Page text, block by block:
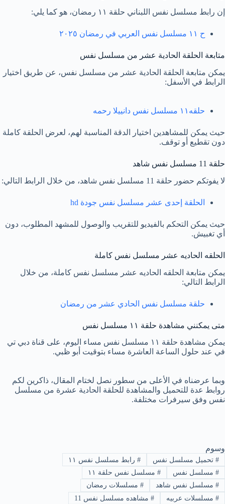
إن رابط مسلسل نفس اللبناني حلقة ١١ رمضان، هو كما يلي:
ح ١١ مسلسل نفس العربي في رمضان ٢٠٢٥
متابعة الحلقة الحادية عشر من مسلسل نفس
يمكن متابعة الحلقة الحادية عشر من مسلسل نفس، عن طريق اختيار
الرابط في الأسفل:
حلقه١١ مسلسل نفس دانييلا رحمه
حيث يمكن للمشاهدين اختيار الدقة المناسبة لهم، لعرض الحلقة كاملة
دون تقطيع أو توقف.
حلقة 11 مسلسل نفس شاهد
لا يفوتكم حضور حلقة 11 مسلسل نفس شاهد، من خلال الرابط التالي:
الحلقة إحدى عشر مسلسل نفس جودة hd
حيث يمكن التحكم بالفيديو للتقريب والوصول للمشهد المطلوب، دون
أي تغبيش.
الحلقه الحاديه عشر مسلسل نفس كاملة
يمكن متابعة الحلقه الحاديه عشر مسلسل نفس كاملة، من خلال
الرابط التالي:
حلقة مسلسل نفس الحادي عشر من رمضان
متى يمكنني مشاهدة حلقة ١١ مسلسل نفس
يمكن مشاهدة حلقة ١١ مسلسل نفس مساء اليوم، على قناة دبي تي
في عند حلول الساعة العاشرة مساء بتوقيت أبو ظبي.
وبما عرضناه في الأعلى من سطور نصل لختام المقال، ذاكرين لكم
روابط عدة للتحميل والمشاهدة للحلقة الحادية عشرة من مسلسل
نفس وفق سيرفرات مختلفة.
وسوم
#تحميل مسلسل نفس #رابط مسلسل نفس ١١
#مسلسل نفس #مسلسل نفس حلقة ١١
#مسلسل نفس شاهد #مسلسلات رمضان
#مسلسلات عربيه #مشاهده مسلسل نفس 11